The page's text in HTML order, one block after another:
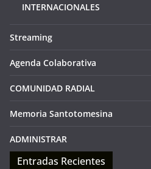
INTERNACIONALES
Streaming
Agenda Colaborativa
COMUNIDAD RADIAL
Memoria Santotomesina
ADMINISTRAR
Entradas Recientes